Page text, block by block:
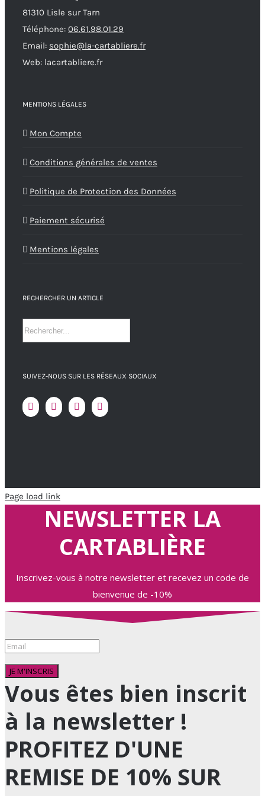
la
page
du
produit
81310 Lisle sur Tarn
Téléphone: 06.61.98.01.29
Email: sophie@la-cartabliere.fr
Web: lacartabliere.fr
MENTIONS LÉGALES
Mon Compte
Conditions générales de ventes
Politique de Protection des Données
Paiement sécurisé
Mentions légales
RECHERCHER UN ARTICLE
SUIVEZ-NOUS SUR LES RÉSEAUX SOCIAUX
Page load link
NEWSLETTER LA
CARTABLIÈRE
Inscrivez-vous à notre newsletter et recevez un code de
bienvenue de -10%
JE M'INSCRIS
Vous êtes bien inscrit
à la newsletter !
PROFITEZ D'UNE
REMISE DE 10% SUR